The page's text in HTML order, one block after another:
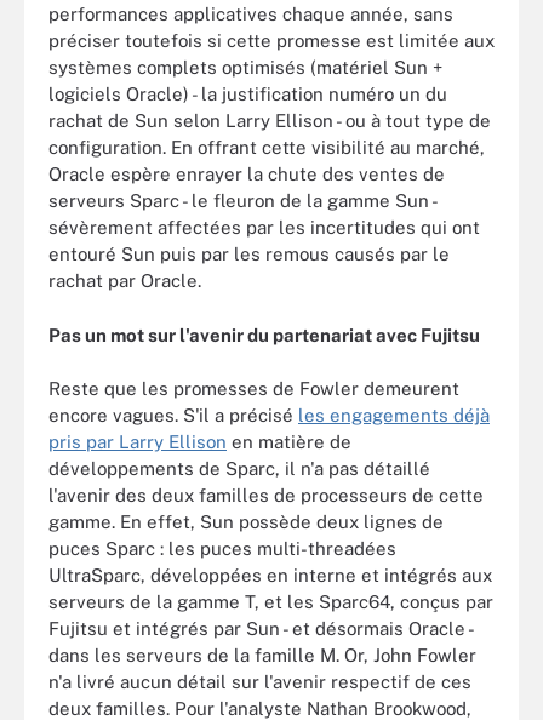
performances applicatives chaque année, sans
préciser toutefois si cette promesse est limitée aux
systèmes complets optimisés (matériel Sun +
logiciels Oracle) - la justification numéro un du
rachat de Sun selon Larry Ellison - ou à tout type de
configuration. En offrant cette visibilité au marché,
Oracle espère enrayer la chute des ventes de
serveurs Sparc - le fleuron de la gamme Sun -
sévèrement affectées par les incertitudes qui ont
entouré Sun puis par les remous causés par le
rachat par Oracle.
Pas un mot sur l'avenir du partenariat avec Fujitsu
Reste que les promesses de Fowler demeurent
encore vagues. S'il a précisé les engagements déjà
pris par Larry Ellison en matière de
développements de Sparc, il n'a pas détaillé
l'avenir des deux familles de processeurs de cette
gamme. En effet, Sun possède deux lignes de
puces Sparc : les puces multi-threadées
UltraSparc, développées en interne et intégrés aux
serveurs de la gamme T, et les Sparc64, conçus par
Fujitsu et intégrés par Sun - et désormais Oracle -
dans les serveurs de la famille M. Or, John Fowler
n'a livré aucun détail sur l'avenir respectif de ces
deux familles. Pour l'analyste Nathan Brookwood,